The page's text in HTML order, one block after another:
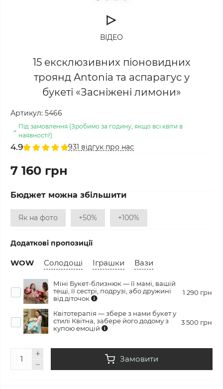
ВІДЕО
15 ексклюзивних піоновидних
троянд Antonia та аспарагус у
букеті «Засніжені лимони»
Артикул: 5466
Під замовлення (Зробимо за годину, якщо всі квіти в
наявності!)
4.9 931 відгук про нас
7 160 грн
Бюджет можна збільшити
Як на фото +50% +100%
Додаткові пропозиції
WOW Солодощі Іграшки Вази
Міні Букет-близнюк — її мамі, вашій
тещі, її сестрі, подрузі, або дружині
від діточок
1 290 грн
Квітотерапія — збере з нами букет у
стилі Квітна, забере його додому з
купою емоцій
3 500 грн
Замовити